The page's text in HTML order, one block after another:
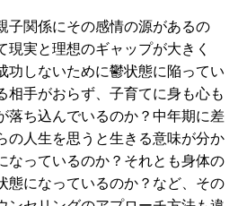
子関係にその感情の源があるの
現実と理想のギャップが大きく
功しないために鬱状態に陥ってい
相手がおらず、子育てに身も心も
落ち込んでいるのか？中年期に差
の人生を思うと生きる意味が分か
なっているのか？それとも身体の
態になっているのか？など、その